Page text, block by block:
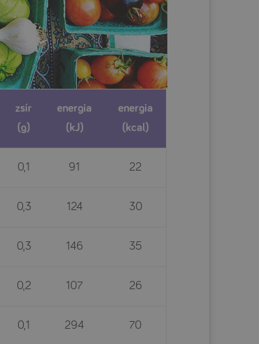
zsír
(g)
energia
(kJ)
energia
(kcal)
0,1 91 22
0,3 124 30
0,3 146 35
0,2 107 26
0,1 294 70